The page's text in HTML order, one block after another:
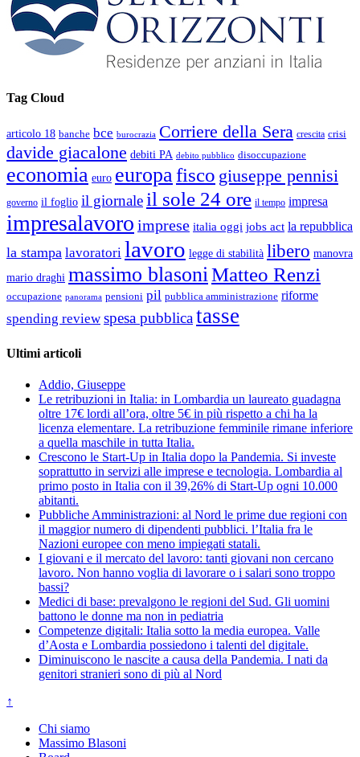
Tag Cloud
articolo 18 banche bce burocrazia Corriere della Sera crescita crisi
davide giacalone debiti PA debito pubblico disoccupazione
economia euro europafisco giuseppe pennisi
governo il foglio il giornale il sole 24 ore il tempo impresa
impresalavoro imprese italia oggi jobs act la repubblica
la stampa lavoratori lavoro legge di stabilità libero manovra
mario draghi massimo blasoniMatteo Renzi
occupazione panorama pensioni pil pubblica amministrazione riforme
spending review spesa pubblicatasse
Ultimi articoli
Addio, Giuseppe
Le retribuzioni in Italia: in Lombardia un laureato guadagna
oltre 17€ lordi all’ora, oltre 5€ in più rispetto a chi ha la
licenza elementare. La retribuzione femminile rimane inferiore
a quella maschile in tutta Italia.
Crescono le Start-Up in Italia dopo la Pandemia. Si investe
soprattutto in servizi alle imprese e tecnologia. Lombardia al
primo posto in Italia con il 39,26% di Start-Up ogni 10.000
abitanti.
Pubbliche Amministrazioni: al Nord le prime due regioni con
il maggior numero di dipendenti pubblici. l’Italia fra le
Nazioni europee con meno impiegati statali.
I giovani e il mercato del lavoro: tanti giovani non cercano
lavoro. Non hanno voglia di lavorare o i salari sono troppo
bassi?
Medici di base: prevalgono le regioni del Sud. Gli uomini
battono le donne ma non in pediatria
Competenze digitali: Italia sotto la media europea. Valle
d’Aosta e Lombardia possiedono i talenti del digitale.
Diminuiscono le nascite a causa della Pandemia. I nati da
genitori stranieri sono di più al Nord
↑
Chi siamo
Massimo Blasoni